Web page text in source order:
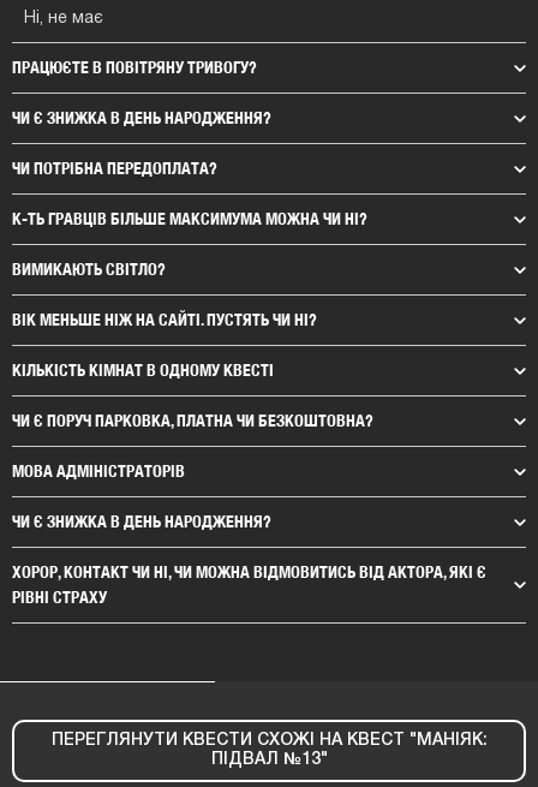
Ні, не має
ПРАЦЮЄТЕ В ПОВІТРЯНУ ТРИВОГУ?
ЧИ Є ЗНИЖКА В ДЕНЬ НАРОДЖЕННЯ?
ЧИ ПОТРІБНА ПЕРЕДОПЛАТА?
К-ТЬ ГРАВЦІВ БІЛЬШЕ МАКСИМУМА МОЖНА ЧИ НІ?
ВИМИКАЮТЬ СВІТЛО?
ВІК МЕНЬШЕ НІЖ НА САЙТІ. ПУСТЯТЬ ЧИ НІ?
КІЛЬКІСТЬ КІМНАТ В ОДНОМУ КВЕСТІ
ЧИ Є ПОРУЧ ПАРКОВКА, ПЛАТНА ЧИ БЕЗКОШТОВНА?
МОВА АДМІНІСТРАТОРІВ
ЧИ Є ЗНИЖКА В ДЕНЬ НАРОДЖЕННЯ?
ХОРОР, КОНТАКТ ЧИ НІ, ЧИ МОЖНА ВІДМОВИТИСЬ ВІД АКТОРА, ЯКІ Є
РІВНІ СТРАХУ
ПЕРЕГЛЯНУТИ КВЕСТИ СХОЖІ НА КВЕСТ "МАНІЯК:
ПІДВАЛ №13"